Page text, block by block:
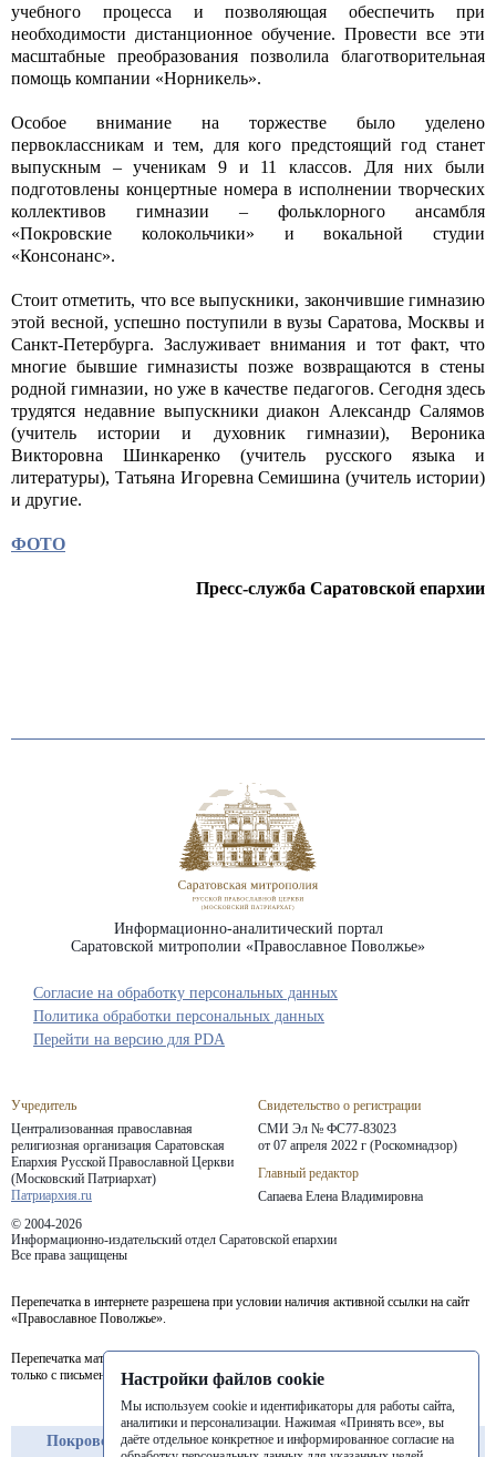
учебного процесса и позволяющая обеспечить при
необходимости дистанционное обучение. Провести все эти
масштабные преобразования позволила благотворительная
помощь компании «Норникель».
Особое внимание на торжестве было уделено
первоклассникам и тем, для кого предстоящий год станет
выпускным – ученикам 9 и 11 классов. Для них были
подготовлены концертные номера в исполнении творческих
коллективов гимназии – фольклорного ансамбля
«Покровские колокольчики» и вокальной студии
«Консонанс».
Стоит отметить, что все выпускники, закончившие гимназию
этой весной, успешно поступили в вузы Саратова, Москвы и
Санкт-Петербурга. Заслуживает внимания и тот факт, что
многие бывшие гимназисты позже возвращаются в стены
родной гимназии, но уже в качестве педагогов. Сегодня здесь
трудятся недавние выпускники диакон Александр Салямов
(учитель истории и духовник гимназии), Вероника
Викторовна Шинкаренко (учитель русского языка и
литературы), Татьяна Игоревна Семишина (учитель истории)
и другие.
ФОТО
Пресс-служба Саратовской епархии
Информационно-аналитический портал
Саратовской митрополии «Православное Поволжье»
Учредитель
Централизованная православная
религиозная организация Саратовская
Епархия Русской Православной Церкви
(Московский Патриархат)
Патриархия.ru
Свидетельство о регистрации
СМИ Эл № ФС77-83023
от 07 апреля 2022 г (Роскомнадзор)
Главный редактор
Сапаева Елена Владимировна
© 2004-2026
Информационно-издательский отдел Саратовской епархии
Все права защищены
Согласие на обработку персональных данных
Политика обработки персональных данных
Перепечатка в интернете разрешена при условии наличия активной ссылки на сайт
«Православное Поволжье».
Перепечатка материалов портала в печатных изданиях (книгах, прессе) возможна
только с письменного разрешения редакции.
Покровская
Балашовская
Балаковская
Перейти на версию для PDA
Настройки файлов cookie
Мы используем cookie и идентификаторы для работы сайта,
аналитики и персонализации. Нажимая «Принять все», вы
даёте отдельное конкретное и информированное согласие на